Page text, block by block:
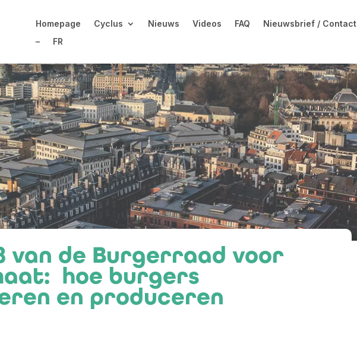
Homepage Cyclus Nieuws Videos FAQ
Nieuwsbrief / Contact
–
FR
Nieuws Videos
Nieuwsbrief / Contact
van de Burgerraad voor
hoe burgers
en produceren